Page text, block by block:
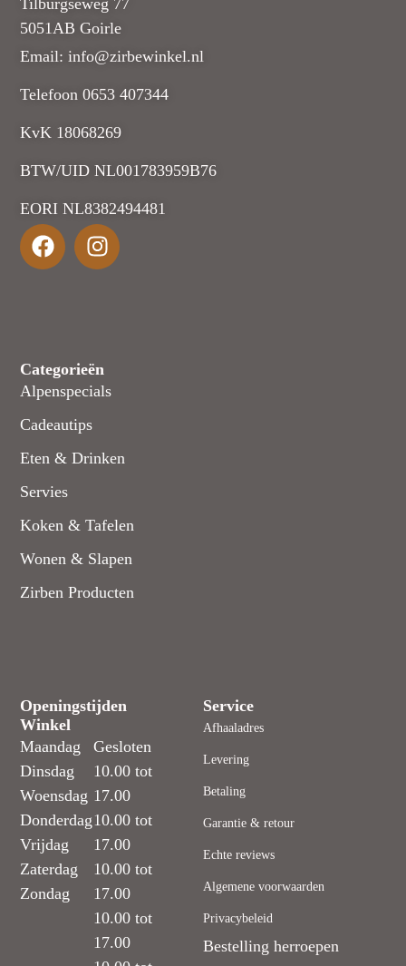
5051AB Goirle
Email: info@zirbewinkel.nl
Telefoon 0653 407344
KvK 18068269
BTW/UID NL001783959B76
EORI NL8382494481
Categorieën
Alpenspecials
Cadeautips
Eten & Drinken
Servies
Koken & Tafelen
Wonen & Slapen
Zirben Producten
Openingstijden
Winkel
Maandag
Dinsdag
Woensdag
Donderdag
Vrijdag
Zaterdag
Zondag
Gesloten
10.00 tot
17.00
10.00 tot
17.00
10.00 tot
17.00
10.00 tot
17.00
Service
Afhaaladres
Levering
Betaling
Garantie & retour
Echte reviews
Algemene voorwaarden
Privacybeleid
Bestelling herroepen